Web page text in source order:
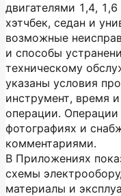
двигателями 1,4,
хэтчбек, седан и
возможные
и способы
техническому
указаны условия
инструмент, время
операции.
фотографиях и
комментариями.
В Приложениях
схемы
материалы и